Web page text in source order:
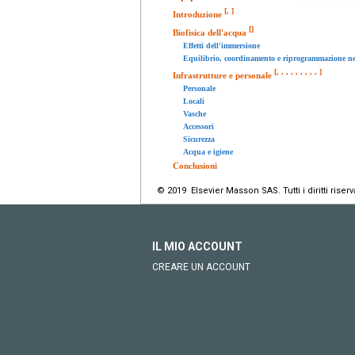
Introduzione [, ]
Biofisica dell'acqua []
Effetti dell'immersione
Equilibrio, coordinamento e riprogrammazione
Infrastrutture e personale [, , , , , , , , , ]
Personale
Locali
Vasche
Accessori
Sicurezza
Acqua e igiene
Conclusioni
© 2019 Elsevier Masson SAS. Tutti i diritti
IL MIO ACCOUNT
CREARE UN ACCOUNT